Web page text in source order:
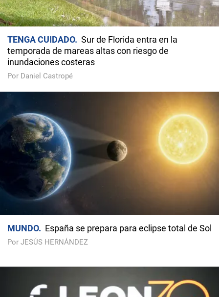
TENGA CUIDADO
Sur de Florida entra en la
temporada de mareas altas con riesgo de
inundaciones costeras
Por Daniel Castropé
MUNDO España se prepara para eclipse total de Sol
Por JESÚS HERNÁNDEZ